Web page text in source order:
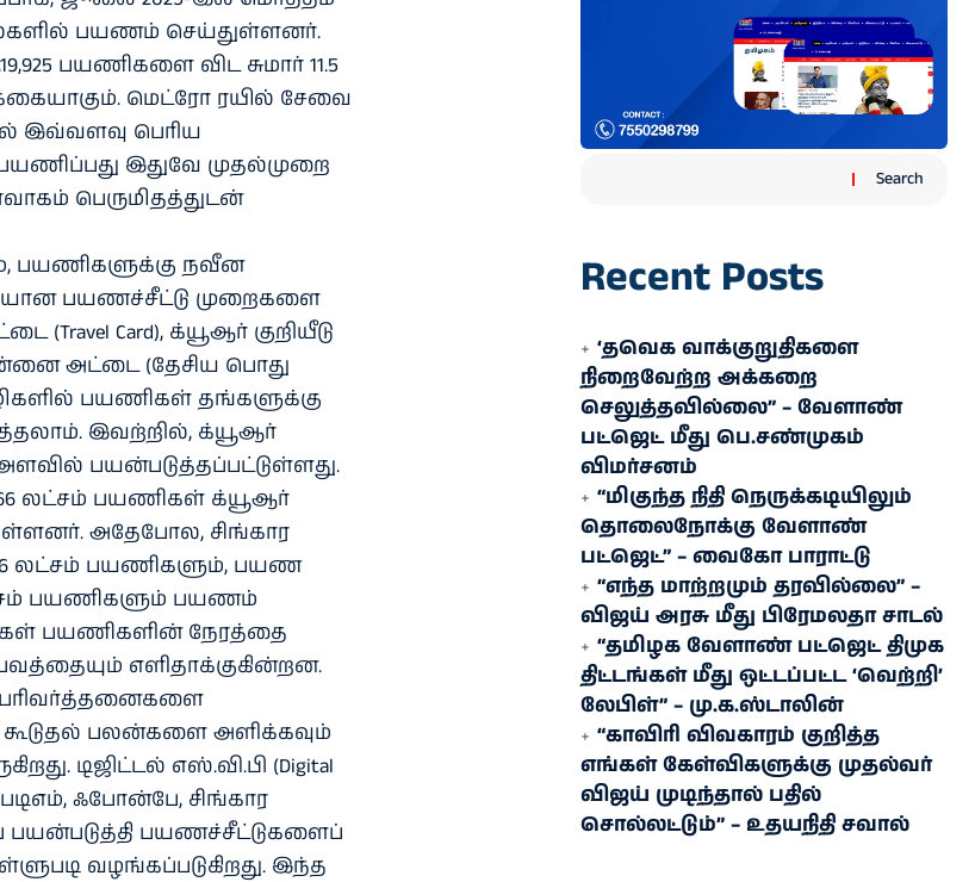
பயணம் செய்துள்ளனர்.
பயணிகளை விட சுமார் 11.5
மெட்ரோ ரயில் சேவை
இவ்வளவு பெரிய
இதுவே முதல்முறை
பெருமிதத்துடன்
பயணிகளுக்கு நவீன
பயணச்சீட்டு முறைகளை
(Travel Card), க்யூஆர் குறியீடு
அட்டை (தேசிய பொது
பயணிகள் தங்களுக்கு
இவற்றில், க்யூஆர்
பயன்படுத்தப்பட்டுள்ளது.
லட்சம் பயணிகள் க்யூஆர்
அதேபோல, சிங்கார
லட்சம் பயணிகளும், பயண
பயணிகளும் பயணம்
பயணிகளின் நேரத்தை
எளிதாக்குகின்றன.
பரிவர்த்தனைகளை
பலன்களை அளிக்கவும்
டிஜிட்டல் எஸ்.வி.பி (Digital
ஃபோன்பே, சிங்கார
பயணச்சீட்டுகளைப்
வழங்கப்படுகிறது. இந்த
Search
Recent Posts
‘தவெக வாக்குறுதிகளை
நிறைவேற்ற அக்கறை
செலுத்தவில்லை” – வேளாண்
பட்ஜெட் மீது பெ.சண்முகம்
விமர்சனம்
“மிகுந்த நிதி நெருக்கடியிலும்
தொலைநோக்கு வேளாண்
பட்ஜெட்” – வைகோ பாராட்டு
“எந்த மாற்றமும் தரவில்லை” –
விஜய் அரசு மீது பிரேமலதா சாடல்
“தமிழக வேளாண் பட்ஜெட் திமுக
திட்டங்கள் மீது ஒட்டப்பட்ட ‘வெற்றி’
லேபிள்” – மு.க.ஸ்டாலின்
“காவிரி விவகாரம் குறித்த
எங்கள் கேள்விகளுக்கு முதல்வர்
விஜய் முடிந்தால் பதில்
சொல்லட்டும்” – உதயநிதி சவால்